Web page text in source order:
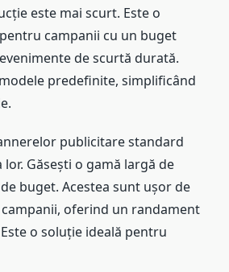
este mai scurt. Este o
campanii cu un buget
de scurtă durată.
predefinite, simplificând
publicitare standard
Găsești o gamă largă de
buget. Acestea sunt ușor de
oferind un randament
o soluție ideală pentru